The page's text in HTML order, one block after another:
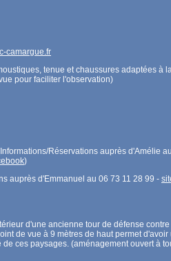
camargue.fr
tenue et chaussures adaptées à
pour faciliter l'observation)
Réservations auprès d'Amélie au
)
auprès d'Emmanuel au 06 73 11 28 99 -
d'une ancienne tour de défense
de vue à 9 mètres de haut permet d'avoir
ces paysages. (aménagement ouvert à